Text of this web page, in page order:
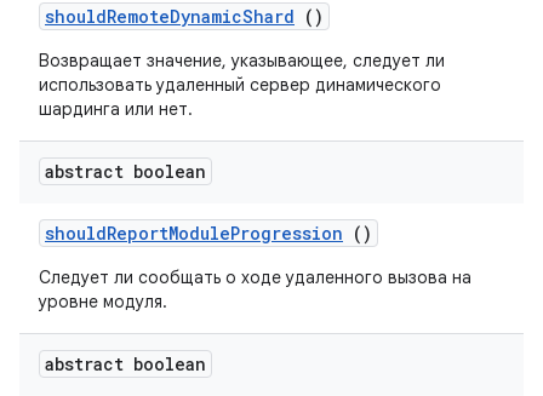
shouldRemoteDynamicShard ()
Возвращает значение, указывающее, следует ли
использовать удаленный сервер динамического
шардинга или нет.
abstract boolean
shouldReportModuleProgression ()
Следует ли сообщать о ходе удаленного вызова на
уровне модуля.
abstract boolean